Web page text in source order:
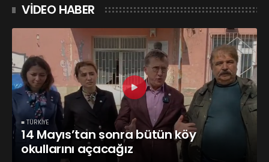
VİDEO HABER
■ TÜRKİYE
14 Mayıs’tan sonra bütün köy
okullarını açacağız